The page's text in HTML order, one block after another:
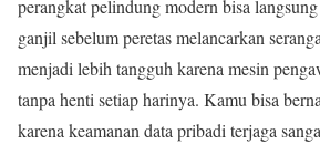
perangkat pelindung modern bisa
ganjil sebelum peretas melancarkan
menjadi lebih tangguh karena mesin
tanpa henti setiap harinya. Kamu bisa
karena keamanan data pribadi terjaga